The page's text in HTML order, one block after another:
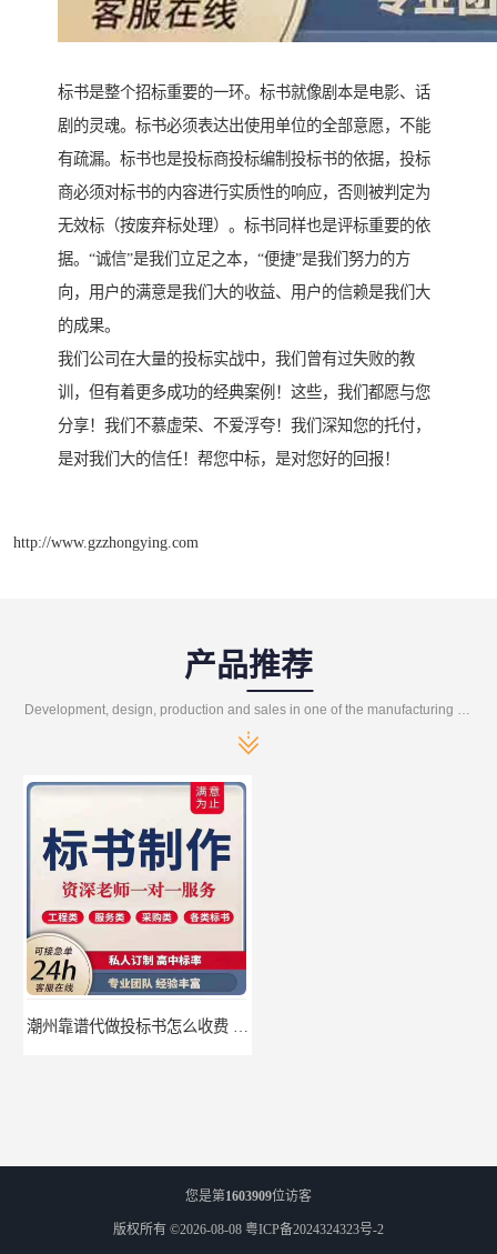
标书是整个招标重要的一环。标书就像剧本是电影、话
剧的灵魂。标书必须表达出使用单位的全部意愿，不能
有疏漏。标书也是投标商投标编制投标书的依据，投标
商必须对标书的内容进行实质性的响应，否则被判定为
无效标（按废弃标处理）。标书同样也是评标重要的依
据。“诚信”是我们立足之本，“便捷”是我们努力的方
向，用户的满意是我们大的收益、用户的信赖是我们大
的成果。
我们公司在大量的投标实战中，我们曾有过失败的教
训，但有着更多成功的经典案例！这些，我们都愿与您
分享！我们不慕虚荣、不爱浮夸！我们深知您的托付，
是对我们大的信任！帮您中标，是对您好的回报！
http://www.gzzhongying.com
产品推荐
潮州靠谱代做投标书怎么收费 标书怎么做
您是第1603909位访客
版权所有 ©2026-08-08 粤ICP备2024324323号-2